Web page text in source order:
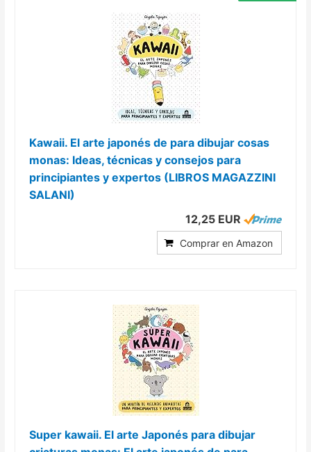
Kawaii. El arte japonés de para dibujar cosas
monas: Ideas, técnicas y consejos para
principiantes y expertos (LIBROS MAGAZZINI
SALANI)
12,25 EUR
Comprar en Amazon
Super kawaii. El arte Japonés para dibujar